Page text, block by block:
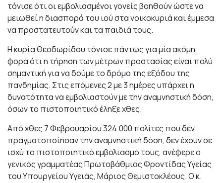
τόνισε ότι οι εμβολιασμένοι γονείς βοηθούν ώστε να
μειωθεί η διασπορά του ιού στα νοικοκυριά και έμμεσα
να προστατευτούν και τα παιδιά τους.
Η κυρία Θεοδωρίδου τόνισε πάντως για μία ακόμη
φορά ότι η τήρηση των μέτρων προστασίας είναι πολύ
σημαντική για να δούμε το δρόμο της εξόδου της
πανδημίας. Στις επόμενες 2 με 3 ημέρες υπάρχει η
δυνατότητα να εμβολιαστούν με την αναμνηστική δόση,
όσων το πιστοποιητικό έληξε χθες.
Από χθες 7 Φεβρουαρίου 324.000 πολίτες που δεν
πραγματοποίησαν την αναμνηστική δόση, δεν έχουν σε
ισχύ το πιστοποιητικό εμβολιασμό τους, ανέφερε ο
γενικός γραμματέας Πρωτοβάθμιας Φροντίδας Υγείας
του Υπουργείου Υγειάς, Μάριος Θεμιστοκλέους. Ο κ.